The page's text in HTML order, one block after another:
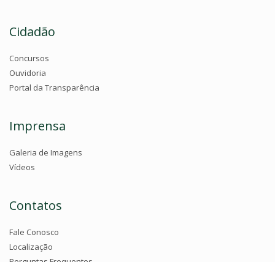
Cidadão
Concursos
Ouvidoria
Portal da Transparência
Imprensa
Galeria de Imagens
Vídeos
Contatos
Fale Conosco
Localização